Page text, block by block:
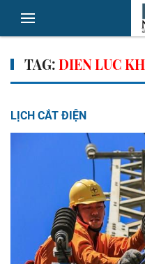
TAG:DIEN LUC
LỊCH CẮT ĐIỆN